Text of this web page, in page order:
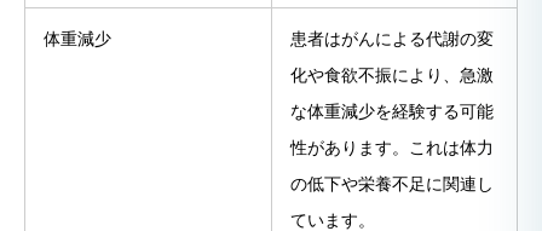
体重減少
患者はがんによる代謝の変
化や食欲不振により、急激
な体重減少を経験する可能
性があります。これは体力
の低下や栄養不足に関連し
ています。